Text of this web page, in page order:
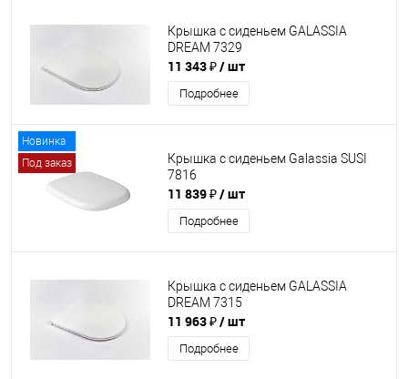
Крышка с сиденьем GALASSIA
DREAM 7329
11 343 ₽/ шт
Подробнее
Новинка
Под заказ
Крышка с сиденьем Galassia SUSI
7816
11 839 ₽/ шт
Подробнее
Крышка с сиденьем GALASSIA
DREAM 7315
11 963 ₽/ шт
Подробнее